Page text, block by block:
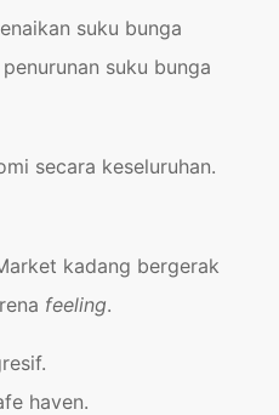
suku bunga
suku bunga
secara keseluruhan.
kadang bergerak
feeling.
haven.